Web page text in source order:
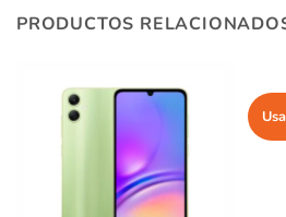
PRODUCTOS